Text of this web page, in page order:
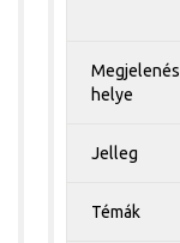
Megjelenés
helye
Jelleg
Témák